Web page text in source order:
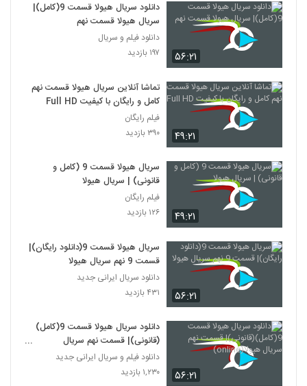
۵۶:۲۱
دانلود سریال هیولا قسمت 9(کامل)|
سریال هیولا قسمت نهم
دانلود فیلم و سریال
۱۹۷ بازدید
۴۹:۲۱
تماشا آنلاین سریال هیولا قسمت نهم
کامل و رایگان با کیفیت Full HD
فیلم رایگان
۳۹۰ بازدید
۴۹:۲۱
سریال هیولا قسمت 9 (کامل و
قانونی) | سریال هیولا
فیلم رایگان
۱۲۶ بازدید
۵۶:۲۱
سریال هیولا قسمت 9(دانلود رایگان)|
قسمت 9 نهم سریال هیولا
دانلود سریال ایرانی جدید
۴۳۱ بازدید
۵۶:۲۱
دانلود سریال هیولا قسمت 9(کامل)
(قانونی)| قسمت نهم سریال
هیولا(online)
دانلود فیلم و سریال ایرانی جدید
۱,۲۳۰ بازدید